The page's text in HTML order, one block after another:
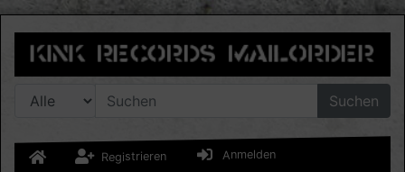
Suchen
Registrieren Anmelden